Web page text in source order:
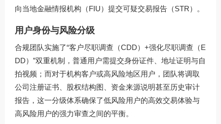
向当地金融情报机构（FIU）提交可疑交易报告（STR）。
用户身份与风险分级
合规团队实施了“客户尽职调查（CDD）+强化尽职调查（E
DD）”双重机制，普通用户需提交身份证件、地址证明与自
拍视频；而对于机构客户或高风险地区用户，团队将调取
公司注册证书、股权结构图、资金来源说明甚至历史审计
报告，这一分级体系确保了低风险用户的高效交易体验与
高风险用户的强力审查之间的平衡。